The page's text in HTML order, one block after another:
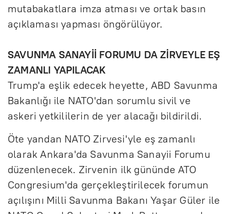
mutabakatlara imza atması ve ortak basın
açıklaması yapması öngörülüyor.
SAVUNMA SANAYİİ FORUMU DA ZİRVEYLE EŞ
ZAMANLI YAPILACAK
Trump'a eşlik edecek heyette, ABD Savunma
Bakanlığı ile NATO'dan sorumlu sivil ve
askeri yetkililerin de yer alacağı bildirildi.
Öte yandan NATO Zirvesi'yle eş zamanlı
olarak Ankara'da Savunma Sanayii Forumu
düzenlenecek. Zirvenin ilk gününde ATO
Congresium'da gerçekleştirilecek forumun
açılışını Milli Savunma Bakanı Yaşar Güler ile